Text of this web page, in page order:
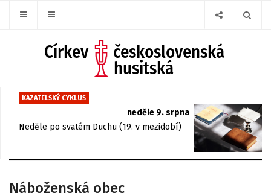
KAZATELSKÝ CYKLUS
neděle 9. srpna
Neděle po svatém Duchu (19. v mezidobí)
Náboženská obec